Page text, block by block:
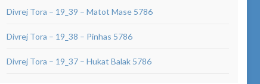
Divrej Tora – 19_39 – Matot Mase 5786
Divrej Tora – 19_38 – Pinhas 5786
Divrej Tora – 19_37 – Hukat Balak 5786